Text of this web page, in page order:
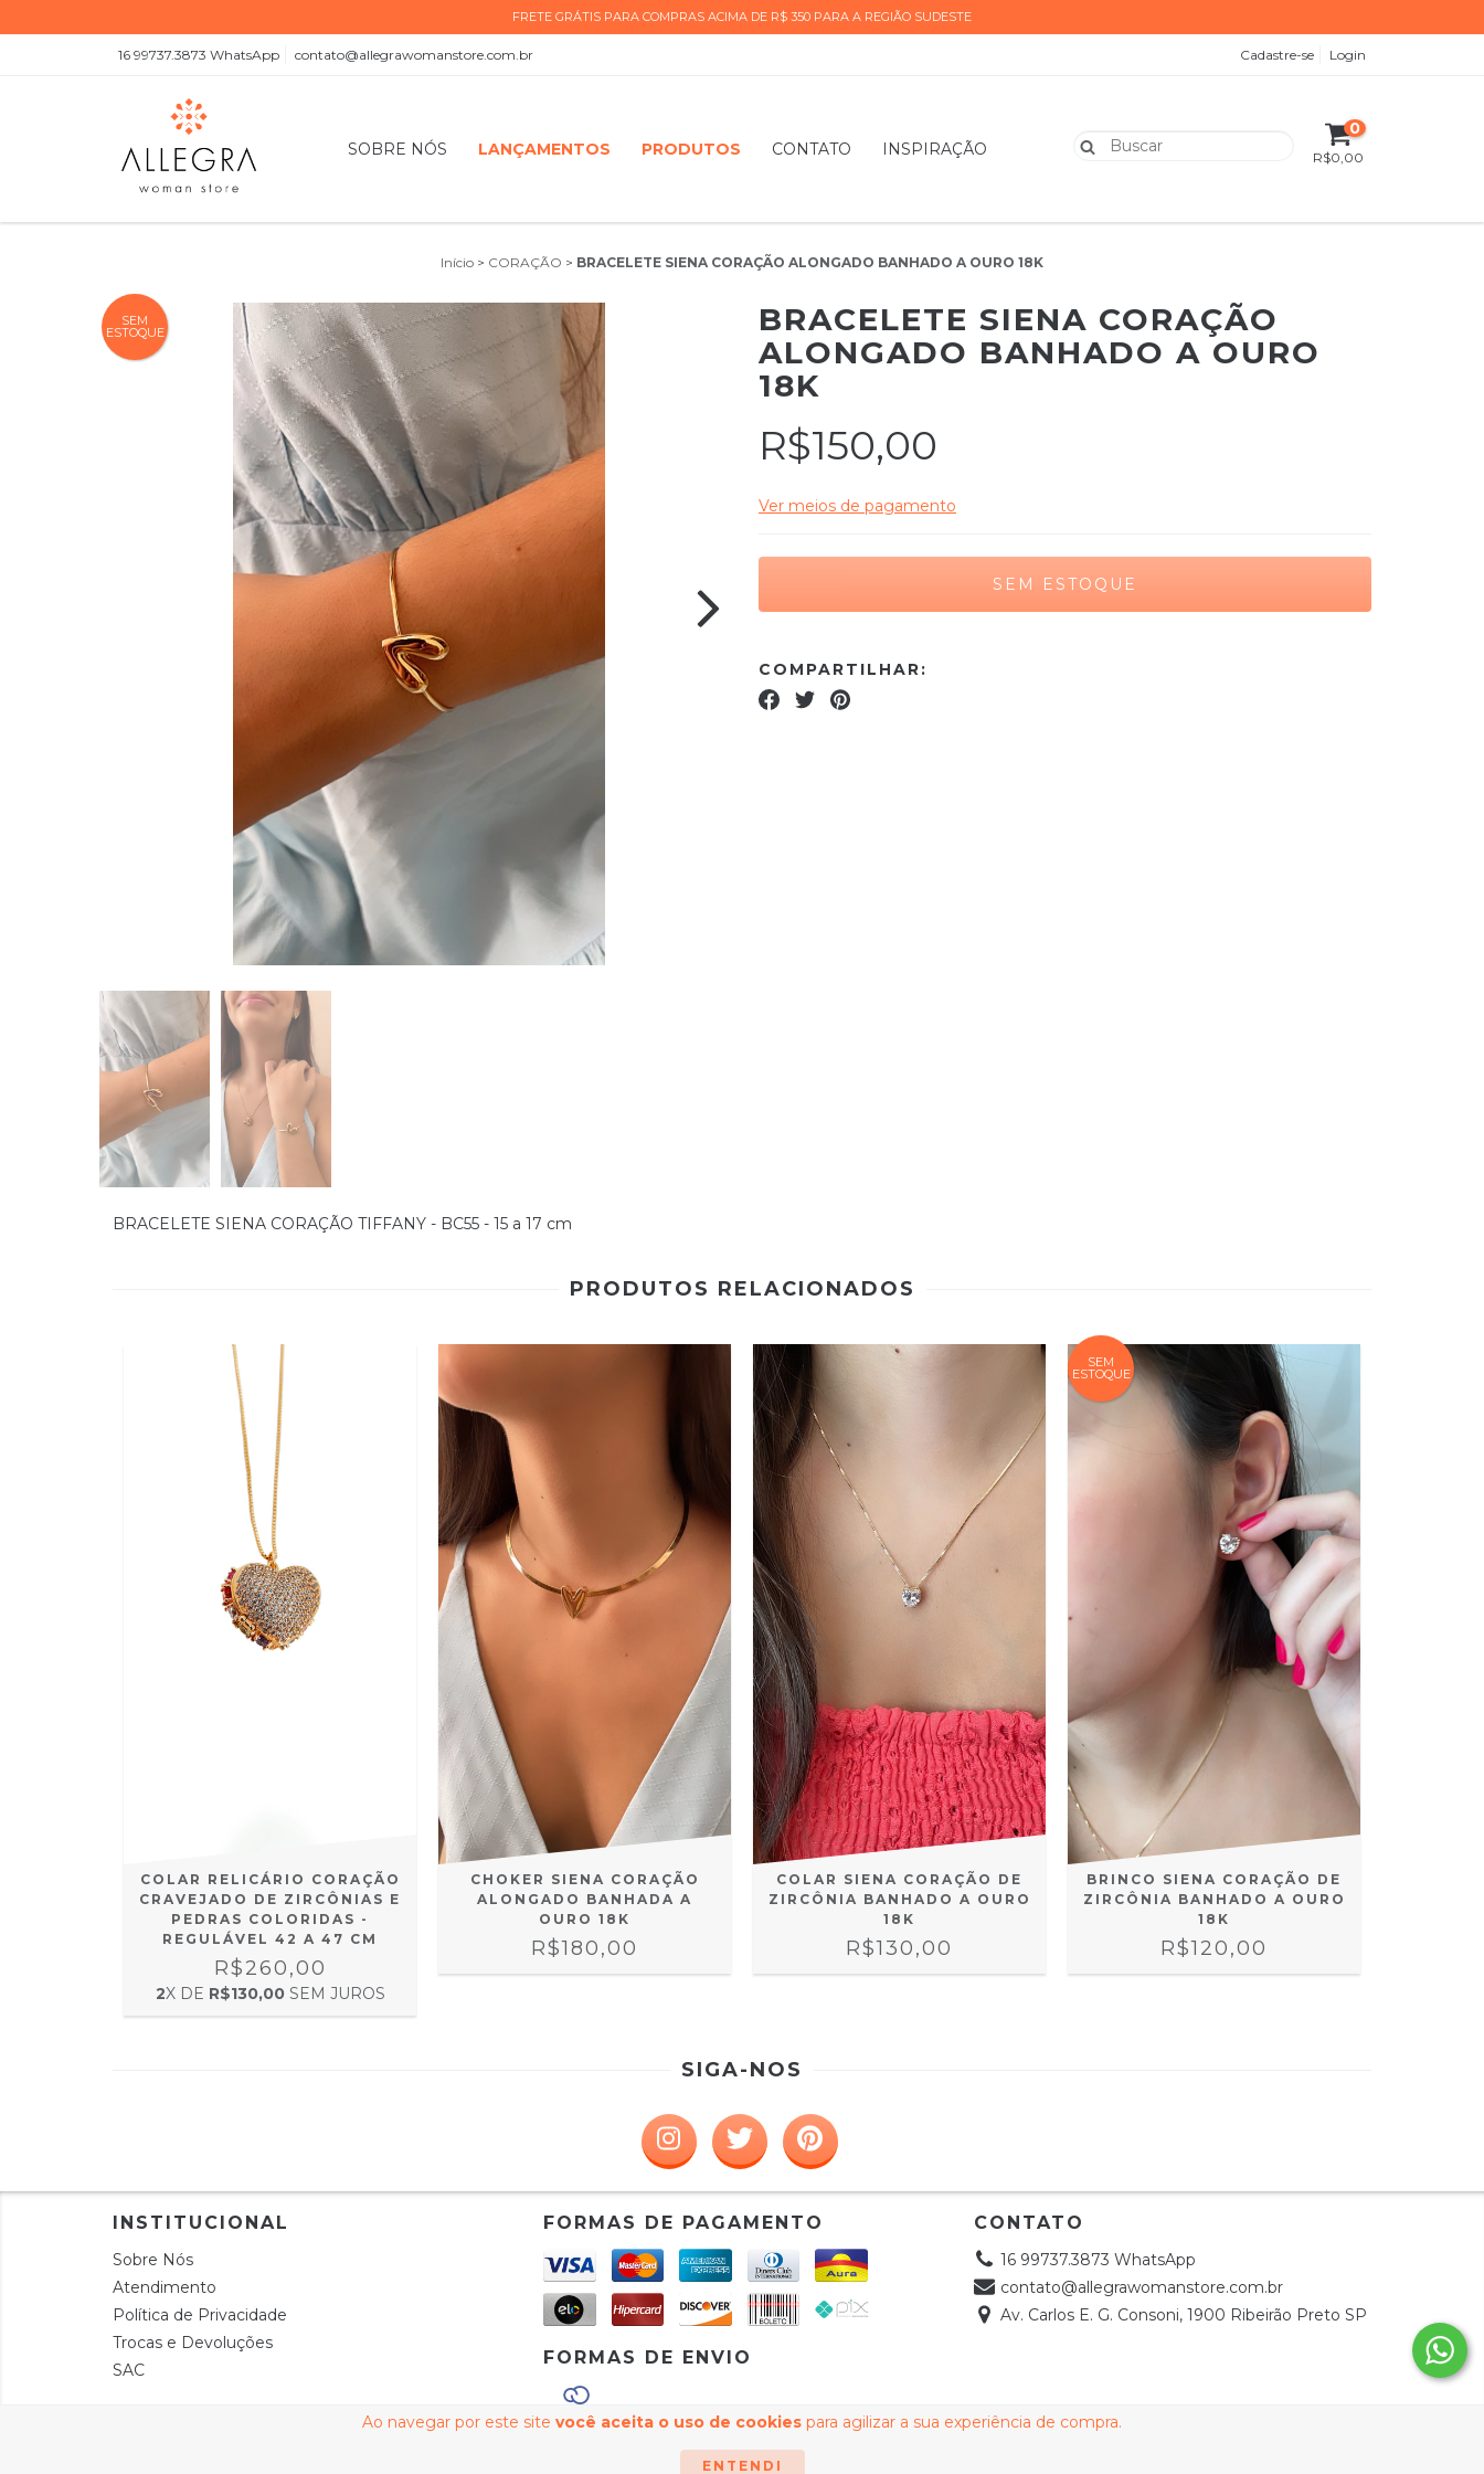
Ao navegar por este site você aceita o uso de cookies para agilizar a sua experiência de compra.
ENTENDI
FRETE GRÁTIS PARA COMPRAS ACIMA DE R$ 350 PARA A REGIÃO SUDESTE
16 99737.3873 WhatsApp contato@allegrawomanstore.com.br Cadastre-se Login
SOBRE NÓS LANÇAMENTOS PRODUTOS CONTATO INSPIRAÇÃO
0
R$0,00
Início > CORAÇÃO > BRACELETE SIENA CORAÇÃO ALONGADO BANHADO A OURO 18K
SEM
ESTOQUE
BRACELETE SIENA CORAÇÃO
ALONGADO BANHADO A OURO
18K
R$150,00
Ver meios de pagamento
COMPARTILHAR:
BRACELETE SIENA CORAÇÃO TIFFANY - BC55 - 15 a 17 cm
PRODUTOS RELACIONADOS
COLAR RELICÁRIO CORAÇÃO
CRAVEJADO DE ZIRCÔNIAS E
PEDRAS COLORIDAS -
REGULÁVEL 42 A 47 CM
R$260,00
2X DE R$130,00SEM JUROS
CHOKER SIENA CORAÇÃO
ALONGADO BANHADA A
OURO 18K
R$180,00
COLAR SIENA CORAÇÃO DE
ZIRCÔNIA BANHADO A OURO
18K
R$130,00
SEM
ESTOQUE
BRINCO SIENA CORAÇÃO DE
ZIRCÔNIA BANHADO A OURO
18K
R$120,00
SIGA-NOS
INSTITUCIONAL
Sobre Nós
Atendimento
Política de Privacidade
Trocas e Devoluções
SAC
FORMAS DE PAGAMENTO
FORMAS DE ENVIO
CONTATO
16 99737.3873 WhatsApp
contato@allegrawomanstore.com.br
Av. Carlos E. G. Consoni, 1900 Ribeirão Preto SP
Copyright Allegra Store - 41428158000144 - 2026. Todos os direitos reservados.